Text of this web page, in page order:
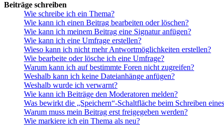
Beiträge schreiben
Wie schreibe ich ein Thema?
Wie kann ich einen Beitrag bearbeiten oder löschen?
Wie kann ich meinem Beitrag eine Signatur anfügen?
Wie kann ich eine Umfrage erstellen?
Wieso kann ich nicht mehr Antwortmöglichkeiten erstellen?
Wie bearbeite oder lösche ich eine Umfrage?
Warum kann ich auf bestimmte Foren nicht zugreifen?
Weshalb kann ich keine Dateianhänge anfügen?
Weshalb wurde ich verwarnt?
Wie kann ich Beiträge den Moderatoren melden?
Was bewirkt die „Speichern“-Schaltfläche beim Schreiben
Warum muss mein Beitrag erst freigegeben werden?
Wie markiere ich ein Thema als neu?